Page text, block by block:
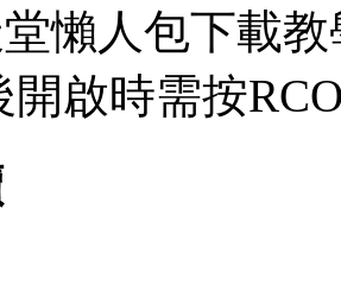
懶人包下載
開啟時需按